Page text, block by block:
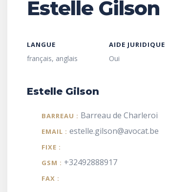
Estelle Gilson
LANGUE
français, anglais
AIDE JURIDIQUE
Oui
Estelle Gilson
BARREAU : Barreau de Charleroi
EMAIL : estelle.gilson@avocat.be
FIXE :
GSM : +32492888917
FAX :